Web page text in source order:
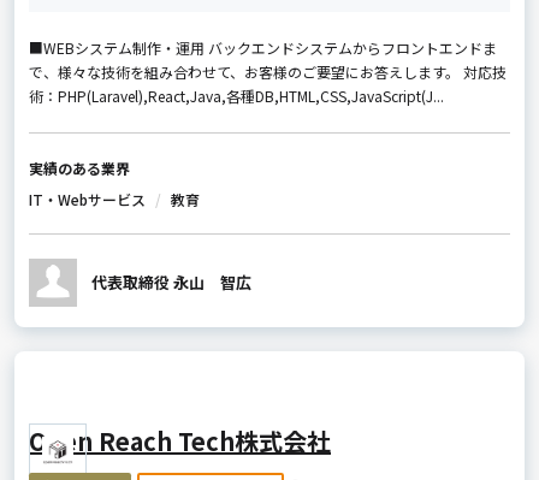
■WEBシステム制作・運用 バックエンドシステムからフロントエンドま
で、様々な技術を組み合わせて、お客様のご要望にお答えします。 対応技
術：PHP(Laravel),React,Java,各種DB,HTML,CSS,JavaScript(J...
実績のある業界
IT・Webサービス
教育
代表取締役 永山 智広
Open Reach Tech株式会社